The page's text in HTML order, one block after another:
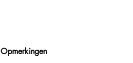
Opmerkingen